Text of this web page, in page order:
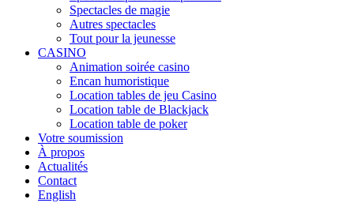
Spectacles de magie
Autres spectacles
Tout pour la jeunesse
CASINO
Animation soirée casino
Encan humoristique
Location tables de jeu Casino
Location table de Blackjack
Location table de poker
Votre soumission
À propos
Actualités
Contact
English